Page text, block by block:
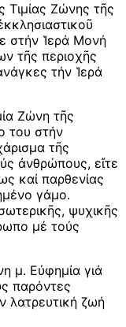
Τιμίας Ζώνης τῆς
στήν Ἱερά Μονή
τῆς περιοχῆς
τήν Ἱερά
Ζώνη τῆς
του στήν
τῆς
ἀνθρώπους, εἴτε
καί παρθενίας
γάμο.
ψυχικῆς
μέ τούς
μ. Εὐφημία γιά
παρόντες
λατρευτική ζωή